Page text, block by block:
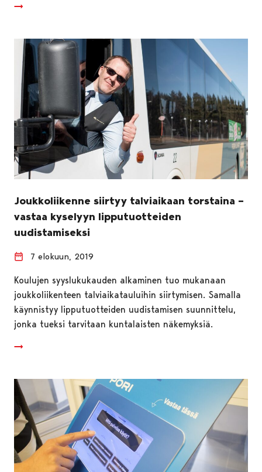
Joukkoliikenne siirtyy talviaikaan torstaina –
vastaa kyselyyn lipputuotteiden
uudistamiseksi
7 elokuun, 2019
Koulujen syyslukukauden alkaminen tuo mukanaan
joukkoliikenteen talviaikatauluihin siirtymisen. Samalla
käynnistyy lipputuotteiden uudistamisen suunnittelu,
jonka tueksi tarvitaan kuntalaisten näkemyksiä.